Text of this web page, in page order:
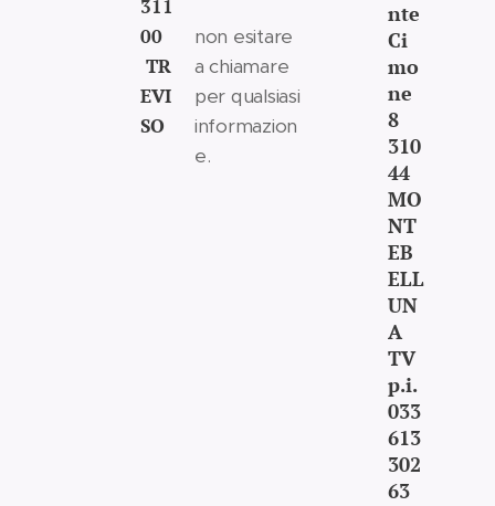
311
00
TR
EVI
SO
non esitare
a chiamare
per qualsiasi
informazion
e.
nte
Ci
mo
ne
8
310
44
MO
NT
EB
ELL
UN
A
TV
p.i.
033
613
302
63